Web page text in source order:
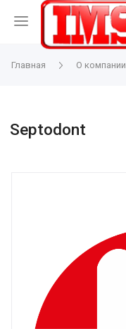
Главная О компании
Septodont